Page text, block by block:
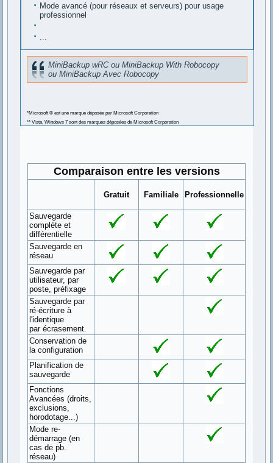
Mode avancé (pour réseaux et serveurs) pour usage
professionnel
MiniBackup wRC ou MiniBackup With Robocopy
ou MiniBackup Avec Robocopy
*Microsoft ® est une marque déposée par Microsoft Corporation
** Vista, Windows 7 sont des marques déposées de Microsoft Corporation
Comparaison entre les versions
Gratuit Familiale Professionnelle
Sauvegarde
complète et
différentielle
Sauvegarde en
réseau
Sauvegarde par
utilisateur, par
poste, préfixage
Sauvegarde par
ré-écriture à
l'identique
par écrasement.
Conservation de
la configuration
Planification de
sauvegarde
Fonctions
Avancées (droits,
exclusions,
horodotage...)
Mode re-
démarrage (en
cas de pb.
réseau)